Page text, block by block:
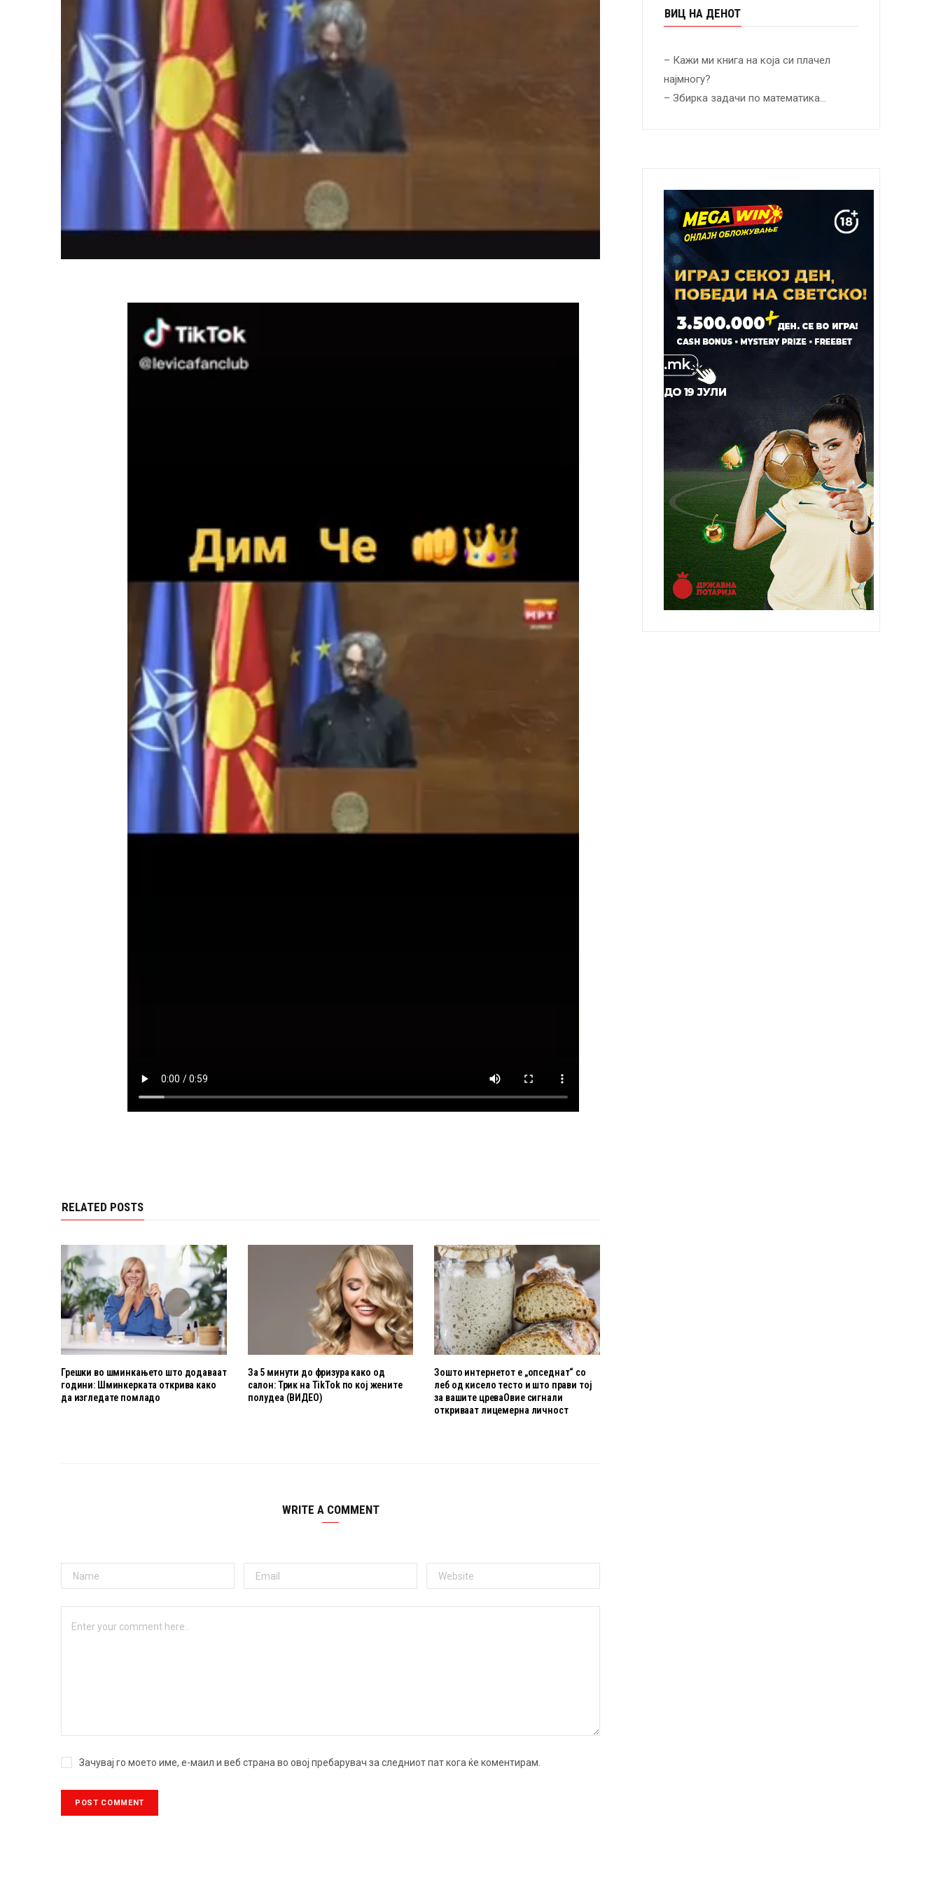
RELATED POSTS
Грешки во шминкањето што додаваат
години: Шминкерката открива како
да изгледате помладо
За 5 минути до фризура како од
салон: Трик на TikTok по кој жените
полудеа (ВИДЕО)
Зошто интернетот е „опседнат“ со
леб од кисело тесто и што прави тој
за вашите цреваОвие сигнали
откриваат лицемерна личност
WRITE A COMMENT
Зачувај го моето име, е-маил и веб страна во овој пребарувач за следниот пат кога ќе коментирам.
ВИЦ НА ДЕНОТ
– Кажи ми книга на која си плачел
најмногу?
– Збирка задачи по математика…